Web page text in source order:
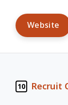
Website
10 Recruit